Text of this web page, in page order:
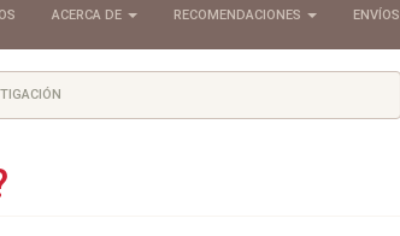
ACERCA DE RECOMENDACIONES ENVÍOS